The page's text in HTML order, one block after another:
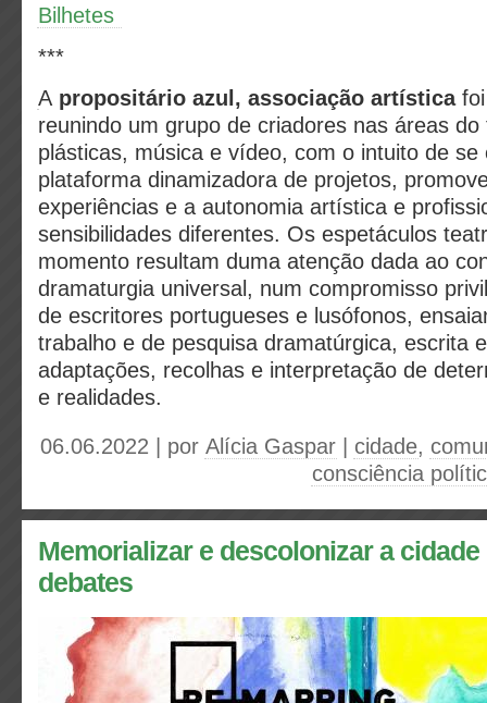
Bilhetes
***
A propositário azul, associação artísticafoi
reunindo um grupo de criadores nas áreas
plásticas, música e vídeo, com o intuito de se
plataforma dinamizadora de projetos,
experiências e a autonomia artística e
sensibilidades diferentes. Os espetáculos
momento resultam duma atenção dada ao
dramaturgia universal, num compromisso
de escritores portugueses e lusófonos,
trabalho e de pesquisa dramatúrgica, escrita
adaptações, recolhas e interpretação de
e realidades.
06.06.2022 | por Alícia Gaspar cidade,
consciência
Memorializar e descolonizar a
debates